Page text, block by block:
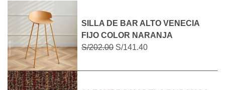
SILLA DE BAR ALTO VENECIA
FIJO COLOR NARANJA
S/202.00S/141.40